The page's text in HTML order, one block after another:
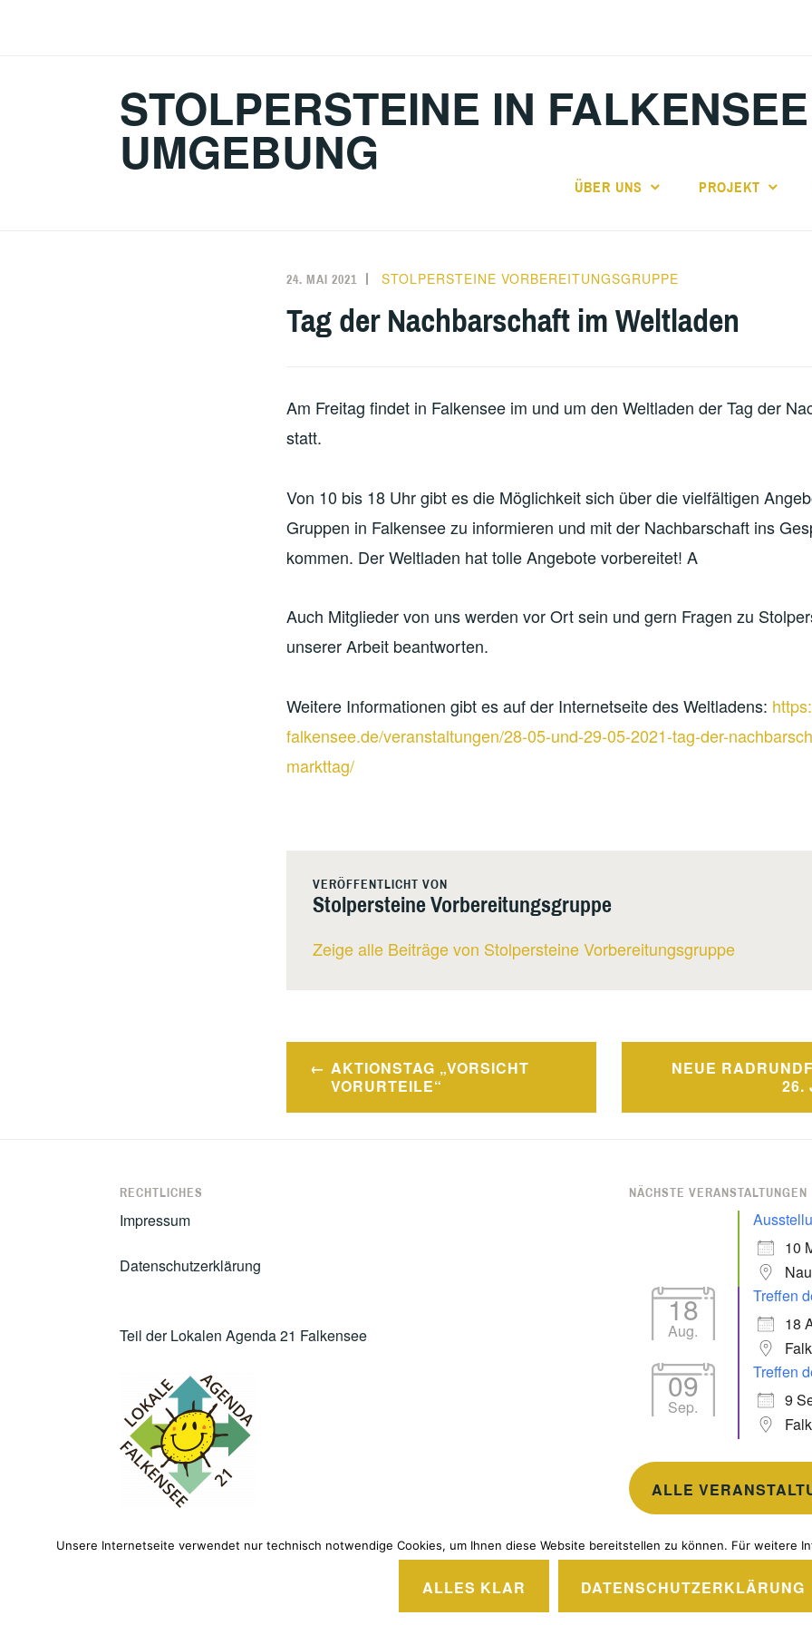
STOLPERSTEINE IN
UMGEBUNG
ÜBER UNS PROJEKT
24. MAI 2021 STOLPERSTEINE VORBEREITUNGSGRUPPE
Tag der Nachbarschaft im Weltladen
Am Freitag findet in Falkensee im und um den Weltladen der Tag der
statt.
Von 10 bis 18 Uhr gibt es die Möglichkeit sich über die vielfältigen
Gruppen in Falkensee zu informieren und mit der Nachbarschaft ins
kommen. Der Weltladen hat tolle Angebote vorbereitet! A
Auch Mitglieder von uns werden vor Ort sein und gern Fragen zu
unserer Arbeit beantworten.
Weitere Informationen gibt es auf der Internetseite des Weltladens:
falkensee.de/veranstaltungen/28-05-und-29-05-2021-tag-der-
markttag/
VERÖFFENTLICHT VON
Stolpersteine Vorbereitungsgruppe
Zeige alle Beiträge von Stolpersteine Vorbereitungsgruppe
Beitragsnavigation
AKTIONSTAG „VORSICHT
VORURTEILE“
NEUE
26.
RECHTLICHES
Impressum
Datenschutzerklärung
Teil der Lokalen Agenda 21 Falkensee
NÄCHSTE VERANSTALTUNGEN
10
18
Aug.
Treffen
18
09
Sep.
Treffen
9
ALLE
STOLZ BEREITGESTELLT VON WORDPRESS |THEME: IXION VON
Unsere Internetseite verwendet nur technisch notwendige Cookies, um Ihnen diese Website bereitstellen zu können. Für weitere
ALLES KLAR DATENSCHUTZERKLÄRUNG